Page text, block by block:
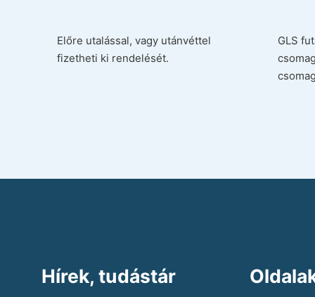
Előre utalással, vagy utánvéttel
fizetheti ki rendelését.
GLS
Hírek, tudástár